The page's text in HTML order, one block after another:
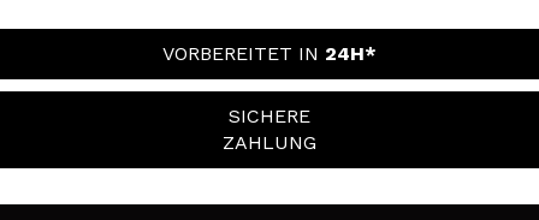
VORBEREITET IN 24H*
SICHERE
ZAHLUNG